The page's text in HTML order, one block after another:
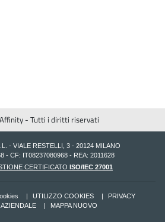
- Tutti i diritti riservati
- VIALE RESTELLI, 3 - 20124 MILANO
- CF: IT08237080968 - REA: 2011628
CERTIFICATO ISO/IEC 27001
UTILIZZO COOKIES
PRIVACY
MAPPA NUOVO